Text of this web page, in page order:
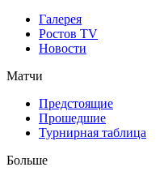
Галерея
Ростов TV
Новости
Матчи
Предстоящие
Прошедшие
Турнирная таблица
Больше